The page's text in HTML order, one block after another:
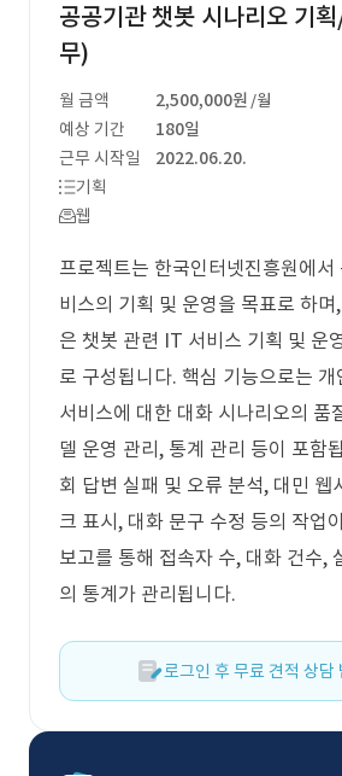
공공기관 챗봇 시나리오 기
무)
월 금액 2,500,000원 /월
예상 기간
180일
근무 시작일
2022.06.20.
기획
웹
프로젝트는 한국인터넷진흥원에서
비스의 기획 및 운영을 목표로 하며
은 챗봇 관련 IT 서비스 기획 및 운
로 구성됩니다. 핵심 기능으로는 개
서비스에 대한 대화 시나리오의 품
델 운영 관리, 통계 관리 등이 포함
회 답변 실패 및 오류 분석, 대민 웹
크 표시, 대화 문구 수정 등의 작업
보고를 통해 접속자 수, 대화 건수,
의 통계가 관리됩니다.
로그인 후 무료 견적 상담